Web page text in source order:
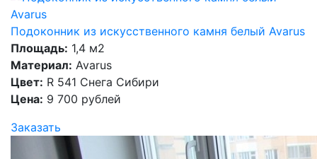
Подоконник из искусственного камня белый Avarus
Площадь: 1,4 м2
Материал: Avarus
Цвет: R 541 Снега Сибири
Цена: 9 700 рублей
Заказать